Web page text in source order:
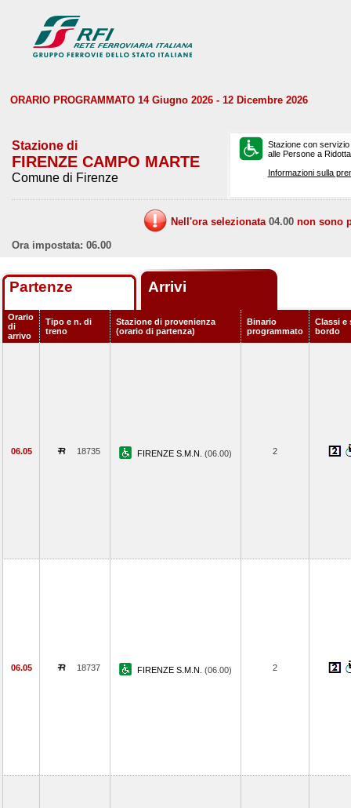
ORARIO PROGRAMMATO 14 Giugno 2026 - 12 Dicembre 2026
Stazione di
FIRENZE CAMPO MARTE
Comune di Firenze
Stazione con
alle Persone a
Informazioni sulla
Nell'ora selezionata 04.00 non sono
Ora impostata: 06.00
Partenze Arrivi
Orario
di
arrivo
Tipo e n. di
treno
Stazione di provenienza
(orario di partenza)
Binario
programmato
Classi e
bordo
06.05 18735 FIRENZE S.M.N. (06.00) 2
06.05 18737 FIRENZE S.M.N. (06.00) 2